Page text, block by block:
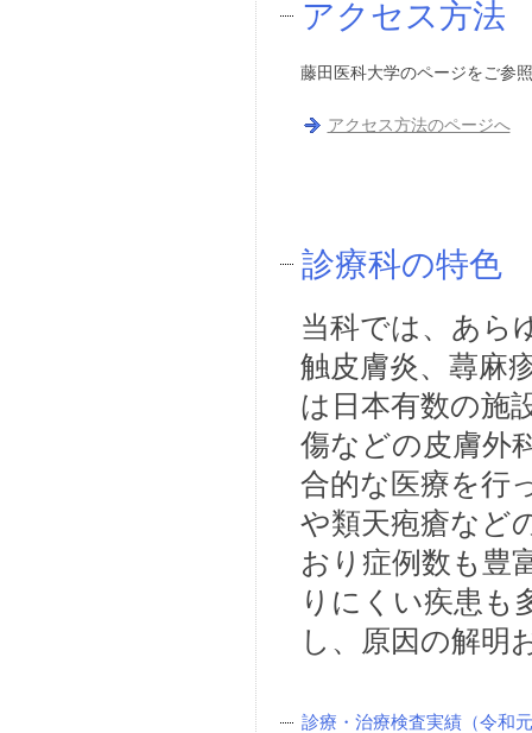
アクセス方法
藤田医科大学のページをご参
アクセス方法のページへ
診療科の特色
当科では、あら
触皮膚炎、蕁麻
は日本有数の施
傷などの皮膚外
合的な医療を行
や類天疱瘡など
おり症例数も豊
りにくい疾患も
し、原因の解明
診療・治療検査実績（令和